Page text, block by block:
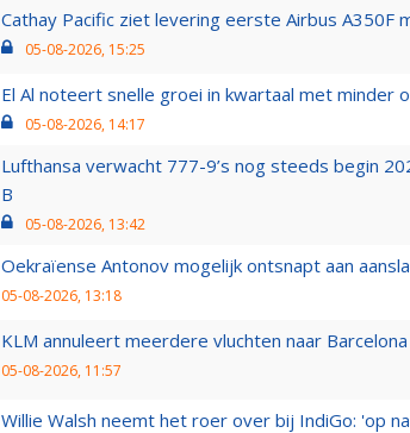
Cathay Pacific ziet levering eerste Airbus A350F
05-08-2026, 15:25
El Al noteert snelle groei in kwartaal met minder
05-08-2026, 14:17
Lufthansa verwacht 777-9’s nog steeds begin
B
05-08-2026, 13:42
Oekraïense Antonov mogelijk ontsnapt aan
05-08-2026, 13:18
KLM annuleert meerdere vluchten naar
05-08-2026, 11:57
Willie Walsh neemt het roer over bij IndiGo: 'op